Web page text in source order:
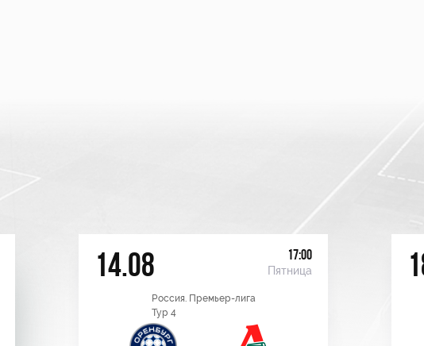
14.08 17:00
Пятница
Россия. Премьер-лига
Тур 4